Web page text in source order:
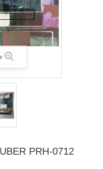
PRH-0712